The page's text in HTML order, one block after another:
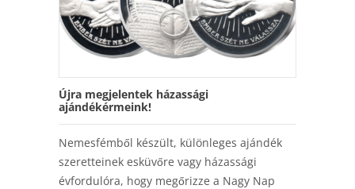
Újra megjelentek házassági
ajándékérmeink!
Nemesfémből készült, különleges ajándék
szeretteinek esküvőre vagy házassági
évfordulóra, hogy megőrizze a Nagy Nap